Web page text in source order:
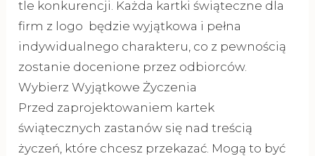
tle konkurencji. Każda kartki świąteczne dla
firm z logo będzie wyjątkowa i pełna
indywidualnego charakteru, co z pewnością
zostanie docenione przez odbiorców.
Wybierz Wyjątkowe Życzenia
Przed zaprojektowaniem kartek
świątecznych zastanów się nad treścią
życzeń, które chcesz przekazać. Mogą to być